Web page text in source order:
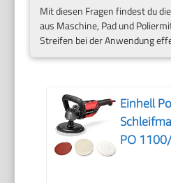
Mit diesen Fragen findest du
aus Maschine, Pad und
Streifen bei der Anwendung
Einhell
PO